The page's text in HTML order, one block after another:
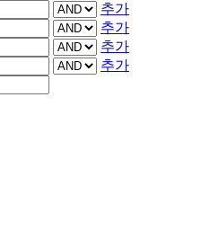
추가
추가
추가
추가